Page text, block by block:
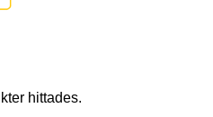
hittades.